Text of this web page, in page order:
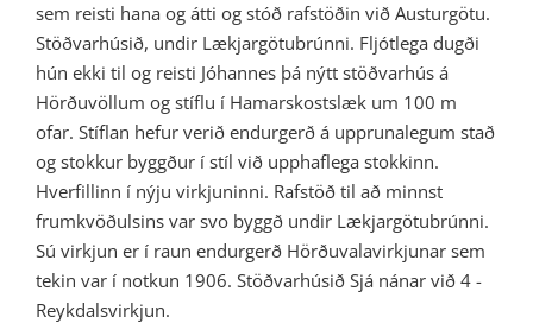
sem reisti hana og átti og stóð rafstöðin við Austurgötu.
Stöðvarhúsið, undir Lækjargötubrúnni. Fljótlega dugði
hún ekki til og reisti Jóhannes þá nýtt stöðvarhús á
Hörðuvöllum og stíflu í Hamarskostslæk um 100 m
ofar. Stíflan hefur verið endurgerð á upprunalegum stað
og stokkur byggður í stíl við upphaflega stokkinn.
Hverfillinn í nýju virkjuninni. Rafstöð til að minnst
frumkvöðulsins var svo byggð undir Lækjargötubrúnni.
Sú virkjun er í raun endurgerð Hörðuvalavirkjunar sem
tekin var í notkun 1906. Stöðvarhúsið Sjá nánar við 4 -
Reykdalsvirkjun.